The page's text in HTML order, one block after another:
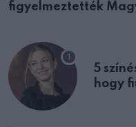
figyelmeztették
5
hogy